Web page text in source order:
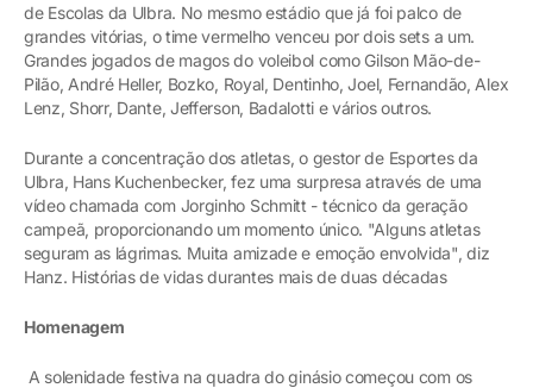
de Escolas da Ulbra. No mesmo estádio que já foi palco de
grandes vitórias, o time vermelho venceu por dois sets a um.
Grandes jogados de magos do voleibol como Gilson Mão-de-
Pilão, André Heller, Bozko, Royal, Dentinho, Joel, Fernandão, Alex
Lenz, Shorr, Dante, Jefferson, Badalotti e vários outros.
Durante a concentração dos atletas, o gestor de Esportes da
Ulbra, Hans Kuchenbecker, fez uma surpresa através de uma
vídeo chamada com Jorginho Schmitt - técnico da geração
campeã, proporcionando um momento único. "Alguns atletas
seguram as lágrimas. Muita amizade e emoção envolvida", diz
Hanz. Histórias de vidas durantes mais de duas décadas
Homenagem
A solenidade festiva na quadra do ginásio começou com os